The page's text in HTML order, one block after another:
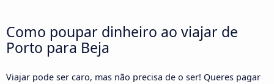
Como poupar dinheiro ao viajar de
Porto para Beja
Viajar pode ser caro, mas não precisa de o ser! Queres pagar